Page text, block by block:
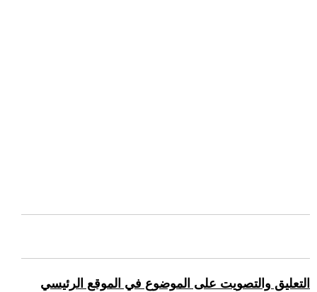
التعليق والتصويت على الموضوع في الموقع الرئيسي